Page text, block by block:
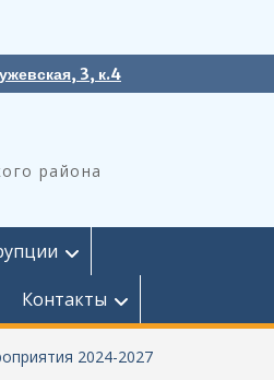
3, к.4
района
Контакты
2024-2027